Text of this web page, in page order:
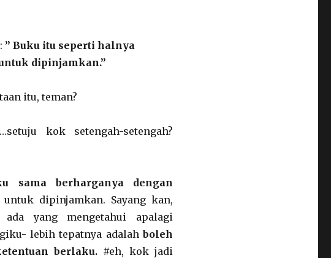
” Buku itu seperti halnya
dipinjamkan.”
itu, teman?
kok setengah-setengah?
sama berharganya
dengan
dipinjamkan. Sayang kan,
yang mengetahui apalagi
lebih tepatnya adalahboleh
berlaku. #eh, kok jadi